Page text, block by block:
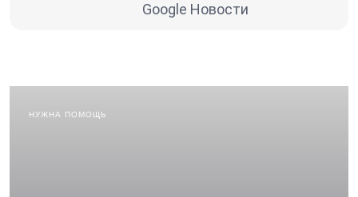
Google Новости
НУЖНА ПОМОЩЬ